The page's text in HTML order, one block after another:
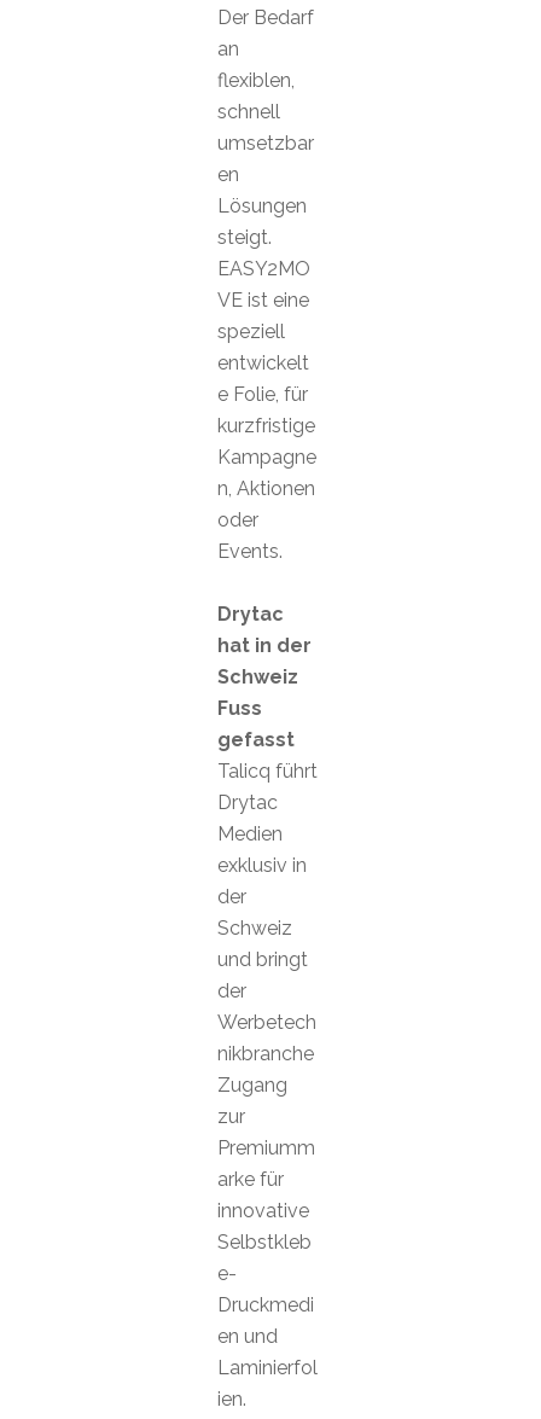
Der Bedarf
an
flexiblen,
schnell
umsetzbar
en
Lösungen
steigt.
EASY2MO
VE ist eine
speziell
entwickelt
e Folie, für
kurzfristige
Kampagne
n, Aktionen
oder
Events.
Drytac
hat in der
Schweiz
Fuss
gefasst
Talicq führt
Drytac
Medien
exklusiv in
der
Schweiz
und bringt
der
Werbetech
nikbranche
Zugang
zur
Premiumm
arke für
innovative
Selbstkleb
e-
Druckmedi
en und
Laminierfol
ien.